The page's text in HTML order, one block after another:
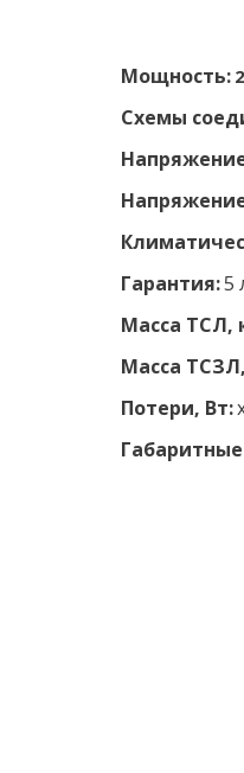
Мощность:
Схемы
Гарантия: 5
Масса ТСЛ,
Масса
Потери, Вт: